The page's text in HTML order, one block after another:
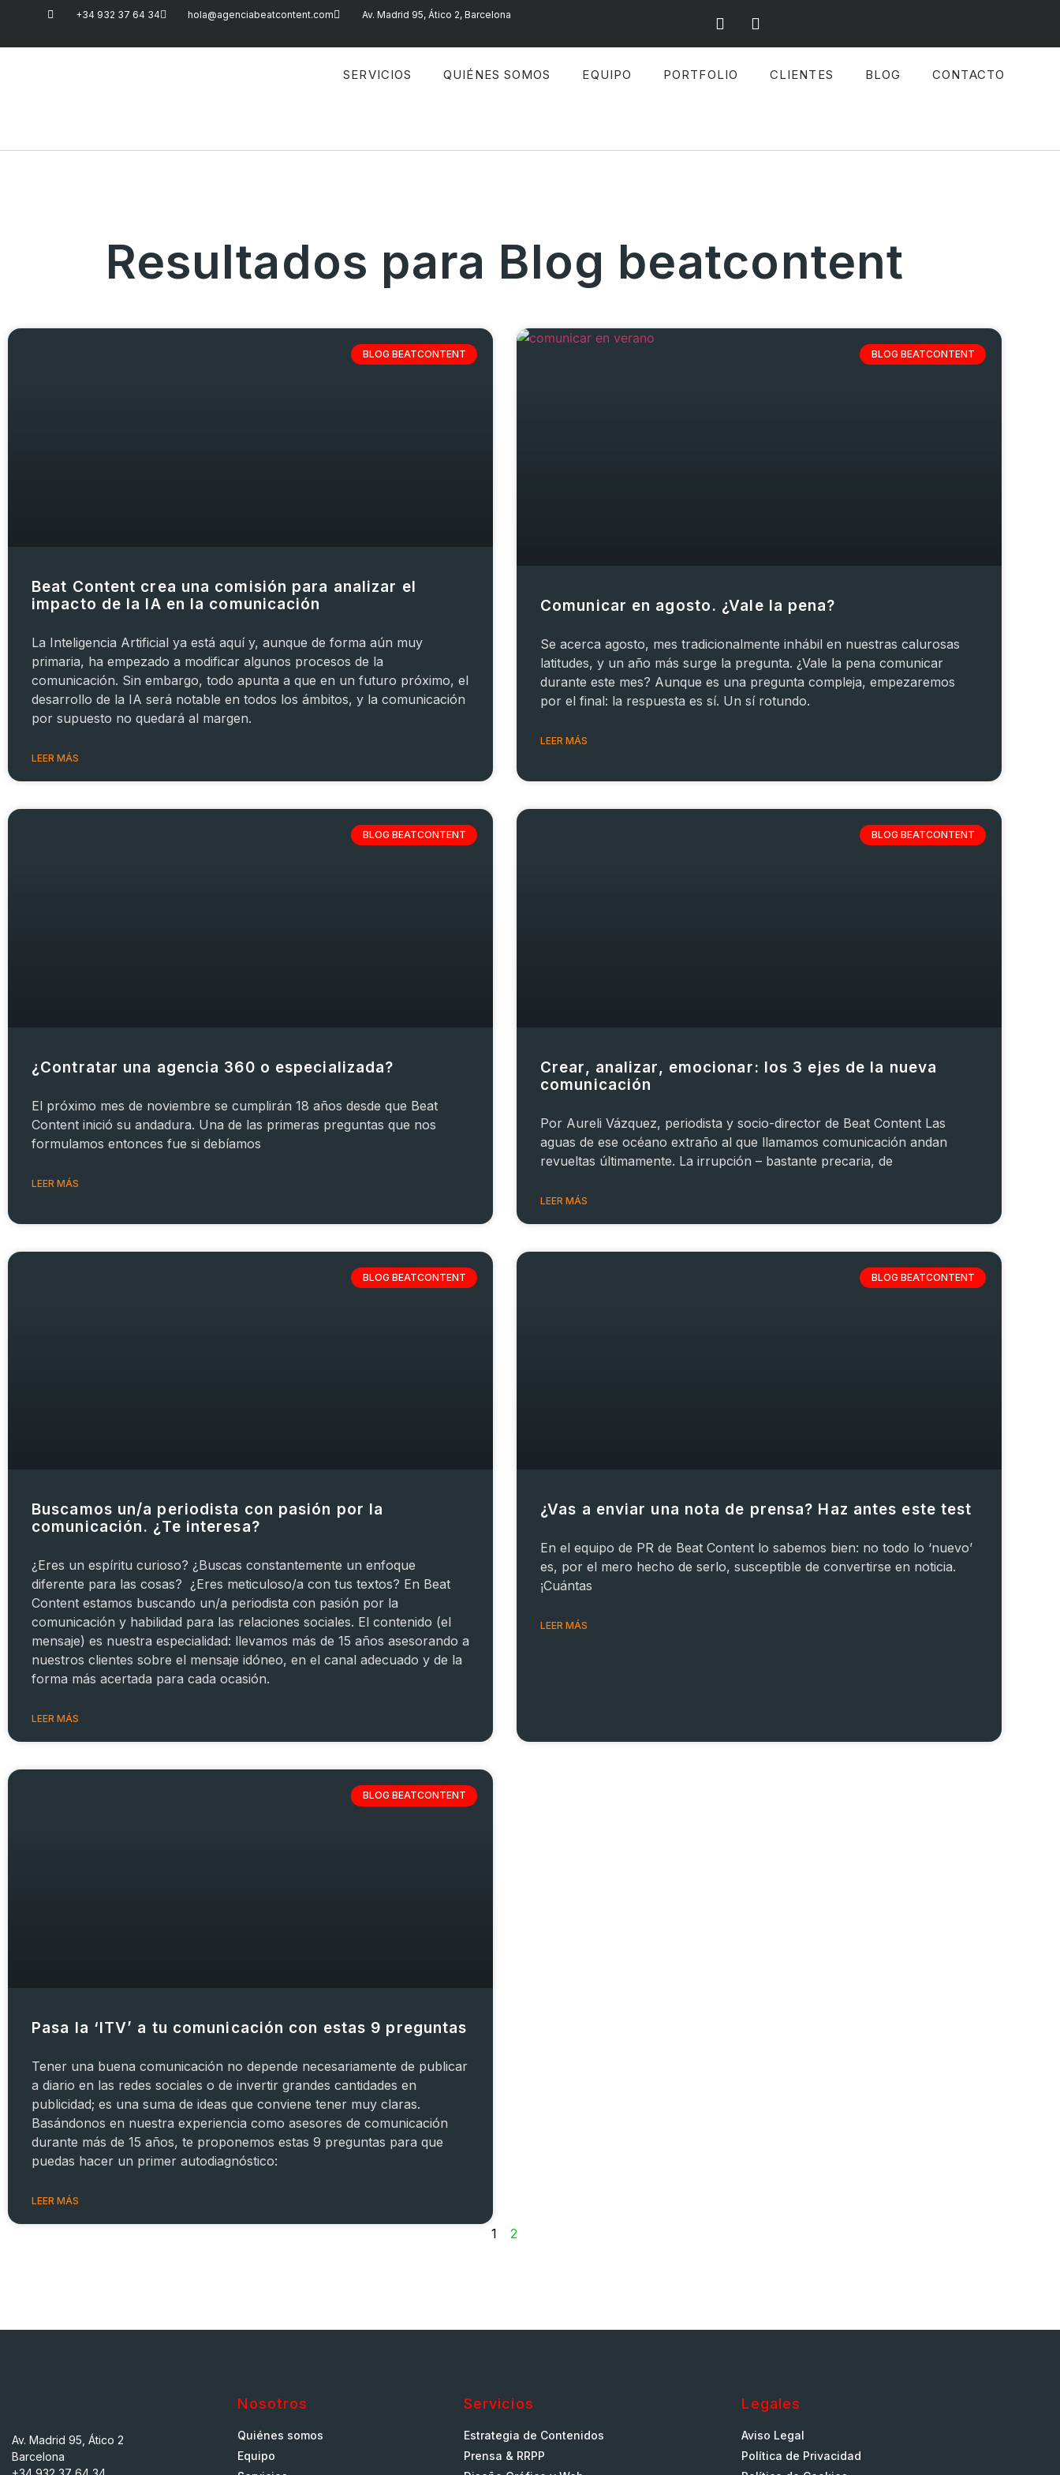
+34 932 37 64 34 hola@agenciabeatcontent.com Av. Madrid 95, Ático 2, Barcelona
SERVICIOS QUIÉNES SOMOS EQUIPO PORTFOLIO CLIENTES BLOG CONTACTO
Resultados para Blog beatcontent
BLOG BEATCONTENT
Beat Content crea una comisión para analizar el
impacto de la IA en la comunicación
La Inteligencia Artificial ya está aquí y, aunque de forma aún muy
primaria, ha empezado a modificar algunos procesos de la
comunicación. Sin embargo, todo apunta a que en un futuro próximo, el
desarrollo de la IA será notable en todos los ámbitos, y la comunicación
por supuesto no quedará al margen.
LEER MÁS
BLOG BEATCONTENT
Comunicar en agosto. ¿Vale la pena?
Se acerca agosto, mes tradicionalmente inhábil en nuestras calurosas
latitudes, y un año más surge la pregunta. ¿Vale la pena comunicar
durante este mes? Aunque es una pregunta compleja, empezaremos
por el final: la respuesta es sí. Un sí rotundo.
LEER MÁS
BLOG BEATCONTENT
¿Contratar una agencia 360 o especializada?
El próximo mes de noviembre se cumplirán 18 años desde que Beat
Content inició su andadura. Una de las primeras preguntas que nos
formulamos entonces fue si debíamos
LEER MÁS
BLOG BEATCONTENT
Crear, analizar, emocionar: los 3 ejes de la nueva
comunicación
Por Aureli Vázquez, periodista y socio-director de Beat Content Las
aguas de ese océano extraño al que llamamos comunicación andan
revueltas últimamente. La irrupción – bastante precaria, de
LEER MÁS
BLOG BEATCONTENT
Buscamos un/a periodista con pasión por la
comunicación. ¿Te interesa?
¿Eres un espíritu curioso? ¿Buscas constantemente un enfoque
diferente para las cosas? ¿Eres meticuloso/a con tus textos? En Beat
Content estamos buscando un/a periodista con pasión por la
comunicación y habilidad para las relaciones sociales. El contenido (el
mensaje) es nuestra especialidad: llevamos más de 15 años asesorando a
nuestros clientes sobre el mensaje idóneo, en el canal adecuado y de la
forma más acertada para cada ocasión.
LEER MÁS
BLOG BEATCONTENT
¿Vas a enviar una nota de prensa? Haz antes este test
En el equipo de PR de Beat Content lo sabemos bien: no todo lo ‘nuevo’
es, por el mero hecho de serlo, susceptible de convertirse en noticia.
¡Cuántas
LEER MÁS
BLOG BEATCONTENT
Pasa la ‘ITV’ a tu comunicación con estas 9 preguntas
Tener una buena comunicación no depende necesariamente de publicar
a diario en las redes sociales o de invertir grandes cantidades en
publicidad; es una suma de ideas que conviene tener muy claras.
Basándonos en nuestra experiencia como asesores de comunicación
durante más de 15 años, te proponemos estas 9 preguntas para que
puedas hacer un primer autodiagnóstico:
LEER MÁS
1 2
Av. Madrid 95, Ático 2
Barcelona
Nosotros
Quiénes somos
Equipo
Servicios
Estrategia de Contenidos
Prensa & RRPP
Legales
Aviso Legal
Política de Privacidad